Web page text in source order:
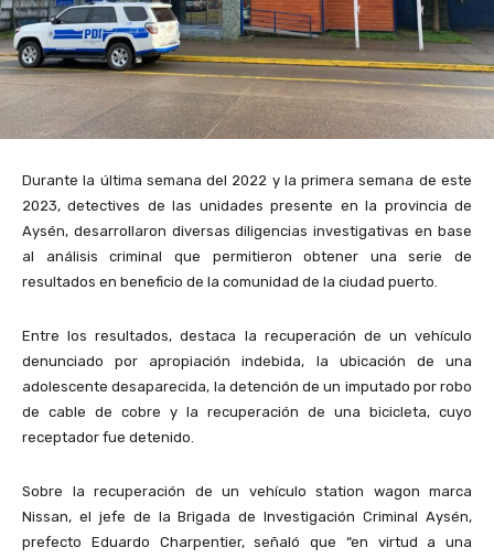
Durante la última semana del 2022 y la primera semana de este
2023, detectives de las unidades presente en la provincia de
Aysén, desarrollaron diversas diligencias investigativas en base
al análisis criminal que permitieron obtener una serie de
resultados en beneficio de la comunidad de la ciudad puerto.
Entre los resultados, destaca la recuperación de un vehículo
denunciado por apropiación indebida, la ubicación de una
adolescente desaparecida, la detención de un imputado por robo
de cable de cobre y la recuperación de una bicicleta, cuyo
receptador fue detenido.
Sobre la recuperación de un vehículo station wagon marca
Nissan, el jefe de la Brigada de Investigación Criminal Aysén,
prefecto Eduardo Charpentier, señaló que “en virtud a una